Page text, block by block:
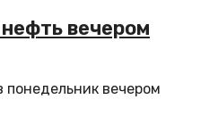
вечером
вечером